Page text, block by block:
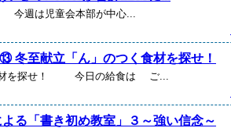
今週は児童会本部が中心...
冬至献立「ん」のつく食材を探せ！
材を探せ！ 今日の給食は ご...
る「書き初め教室」３～強い信念～